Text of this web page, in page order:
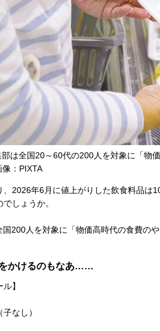
は全国20～60代の200人を対象に「物
：PIXTA
、2026年6月に値上がりした飲食料品は
しょうか。
200人を対象に「物価高時代の食費の
かけるのもなあ……
】
なし）